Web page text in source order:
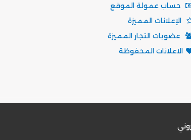
حساب عمولة الموقع
الإعلانات المميزة
عضويات التجار المميزة
الاعلانات المحفوظة